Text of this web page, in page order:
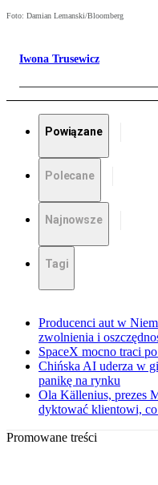
Foto: Damian Lemanski/Bloomberg
Iwona Trusewicz
Powiązane
Polecane
Najnowsze
Tagi
Producenci aut w
zwolnienia i
SpaceX mocno traci
Chińska AI uderza w
panikę na rynku
Ola Källenius, prezes
dyktować klientowi,
Promowane treści